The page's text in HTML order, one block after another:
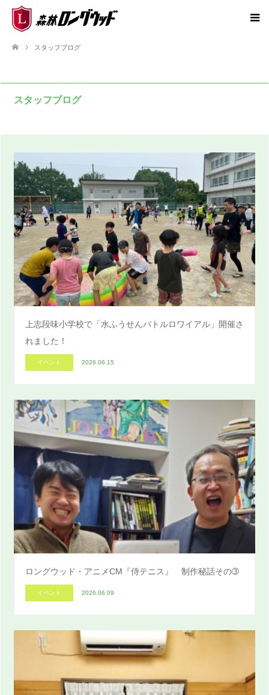
スタッフブログ
スタッフブログ
上志段味小学校で「水ふうせんバトルロワイアル」開催さ
れました！
イベント 2026.06.15
ロングウッド・アニメCM『侍テニス』 制作秘話その➂
イベント 2026.06.09